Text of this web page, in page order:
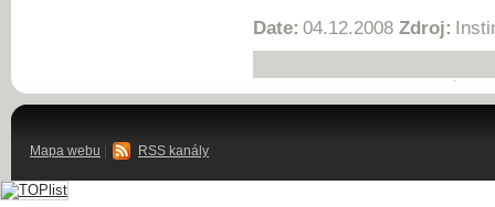
Date: 04.12.2008 Zdroj:
Mapa webu RSS kanály